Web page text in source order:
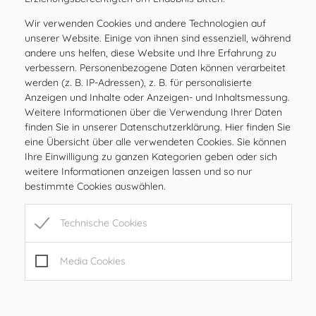
FR
08.00 – 12.00, 15.00 – 17.00 Uhr
SA
geschlossen
SO
geschlossen
Öffnungszeiten
MO
08.00 – 12.00 Uhr
DI
08.00 – 12.00 Uhr
MI
08.00 – 12.00 Uhr
DO
08.00 – 12.00 Uhr
FR
08.00 – 12.00, 15.00 – 17.00 Uhr
SA
geschlossen
SO
geschlossen
Sprechstunden
08.00 – 10.00 Uhr
Wir verwenden Cookies und andere Technologien auf
unserer Website. Einige von ihnen sind essenziell, während
andere uns helfen, diese Website und Ihre Erfahrung zu
verbessern. Personenbezogene Daten können verarbeitet
werden (z. B. IP-Adressen), z. B. für personalisierte
Anzeigen und Inhalte oder Anzeigen- und Inhaltsmessung.
Weitere Informationen über die Verwendung Ihrer Daten
finden Sie in unserer Datenschutzerklärung. Hier finden Sie
eine Übersicht über alle verwendeten Cookies. Sie können
Ihre Einwilligung zu ganzen Kategorien geben oder sich
weitere Informationen anzeigen lassen und so nur
bestimmte Cookies auswählen.
Technische Cookies
Media Cookies